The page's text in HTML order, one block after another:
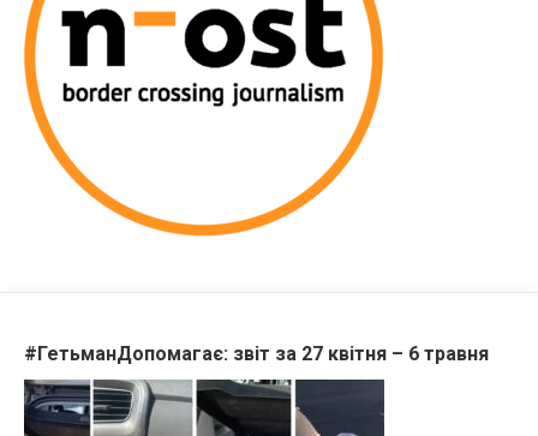
#ГетьманДопомагає: звіт за 27 квітня – 6 травня